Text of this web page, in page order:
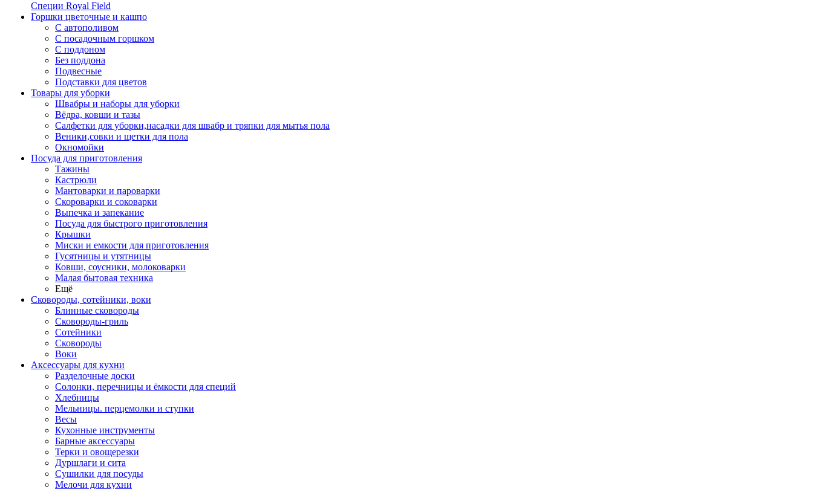
Специи Royal Field
Горшки цветочные и кашпо
С автополивом
С посадочным горшком
С поддоном
Без поддона
Подвесные
Подставки для цветов
Товары для уборки
Швабры и наборы для уборки
Вёдра, ковши и тазы
Салфетки для уборки,насадки для швабр и тряпки для мытья пола
Веники,совки и щетки для пола
Окномойки
Посуда для приготовления
Тажины
Кастрюли
Мантоварки и пароварки
Скороварки и соковарки
Выпечка и запекание
Посуда для быстрого приготовления
Крышки
Миски и емкости для приготовления
Гусятницы и утятницы
Ковши, соусники, молоковарки
Малая бытовая техника
Ещё
Сковороды, сотейники, воки
Блинные сковороды
Сковороды-гриль
Сотейники
Сковороды
Воки
Аксессуары для кухни
Разделочные доски
Солонки, перечницы и ёмкости для специй
Хлебницы
Мельницы. перцемолки и ступки
Весы
Кухонные инструменты
Барные аксессуары
Терки и овощерезки
Дуршлаги и сита
Сушилки для посуды
Мелочи для кухни